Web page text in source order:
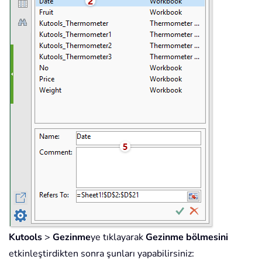
Kutools > Gezinmeye tıklayarakGezinme bölmesini
etkinleştirdikten sonra şunları yapabilirsiniz: